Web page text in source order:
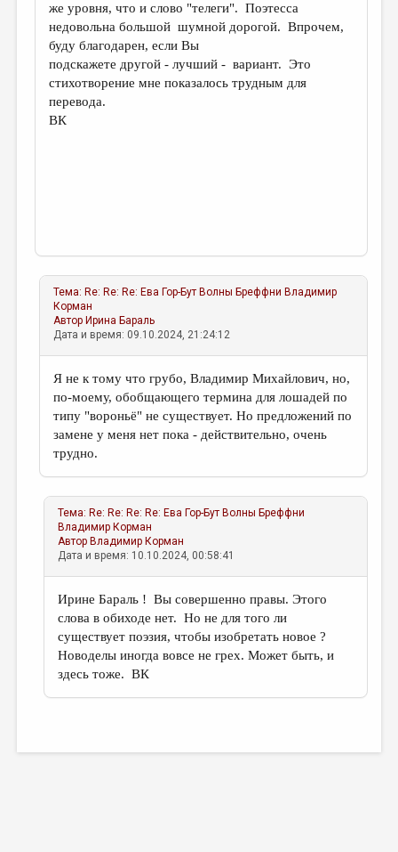
же уровня, что и слово "телеги". Поэтесса
недовольна большой шумной дорогой. Впрочем,
буду благодарен, если Вы
подскажете другой - лучший - вариант. Это
стихотворение мне показалось трудным для
перевода.
ВК
Тема: Re: Re: Re: Ева Гор-Бут Волны Бреффни Владимир
Корман
Автор Ирина Бараль
Дата и время: 09.10.2024, 21:24:12
Я не к тому что грубо, Владимир Михайлович, но,
по-моему, обобщающего термина для лошадей по
типу "вороньё" не существует. Но предложений по
замене у меня нет пока - действительно, очень
трудно.
Тема: Re: Re: Re: Re: Ева Гор-Бут Волны Бреффни
Владимир Корман
Автор Владимир Корман
Дата и время: 10.10.2024, 00:58:41
Ирине Бараль ! Вы совершенно правы. Этого
слова в обиходе нет. Но не для того ли
существует поэзия, чтобы изобретать новое ?
Новоделы иногда вовсе не грех. Может быть, и
здесь тоже. ВК